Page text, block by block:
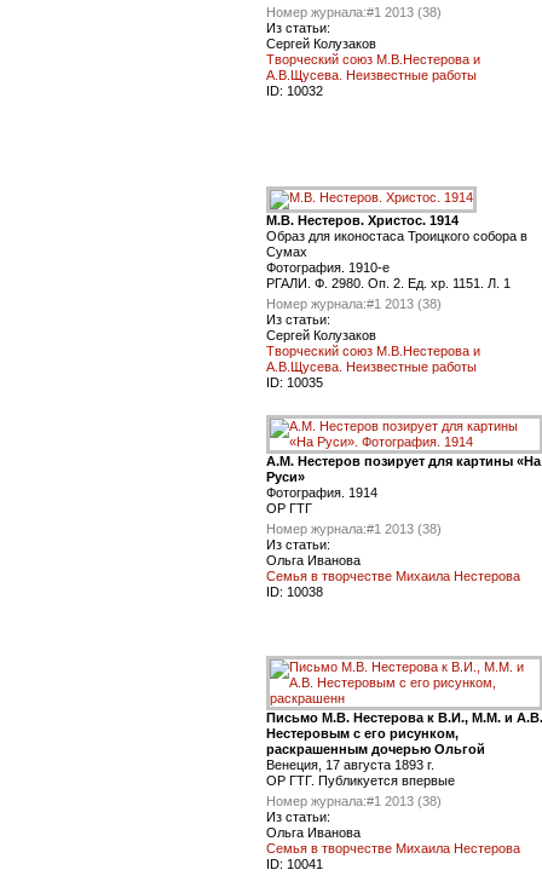
Номер журнала:#1 2013 (38)
Из статьи:
Сергей Колузаков
Творческий союз М.В.Нестерова и
А.В.Щусева. Неизвестные работы
ID: 10032
М.В. Нестеров. Христос. 1914
Образ для иконостаса Троицкого собора в
Сумах
Фотография. 1910-е
РГАЛИ. Ф. 2980. Оп. 2. Ед. хр. 1151. Л. 1
Номер журнала:#1 2013 (38)
Из статьи:
Сергей Колузаков
Творческий союз М.В.Нестерова и
А.В.Щусева. Неизвестные работы
ID: 10035
А.М. Нестеров позирует для картины «На
Руси»
Фотография. 1914
ОР ГТГ
Номер журнала:#1 2013 (38)
Из статьи:
Ольга Иванова
Семья в творчестве Михаила Нестерова
ID: 10038
Письмо М.В. Нестерова к В.И., М.М. и А.В.
Нестеровым с его рисунком,
раскрашенным дочерью Ольгой
Венеция, 17 августа 1893 г.
ОР ГТГ. Публикуется впервые
Номер журнала:#1 2013 (38)
Из статьи:
Ольга Иванова
Семья в творчестве Михаила Нестерова
ID: 10041